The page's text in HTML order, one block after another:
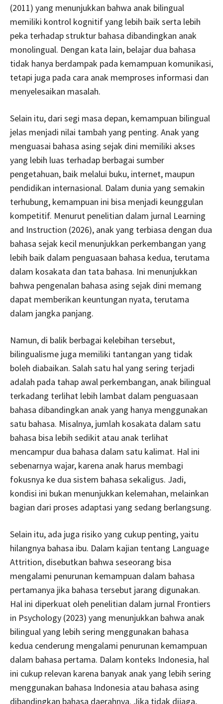
(2011) yang menunjukkan bahwa anak bilingual
memiliki kontrol kognitif yang lebih baik serta lebih
peka terhadap struktur bahasa dibandingkan anak
monolingual. Dengan kata lain, belajar dua bahasa
tidak hanya berdampak pada kemampuan komunikasi,
tetapi juga pada cara anak memproses informasi dan
menyelesaikan masalah.
Selain itu, dari segi masa depan, kemampuan bilingual
jelas menjadi nilai tambah yang penting. Anak yang
menguasai bahasa asing sejak dini memiliki akses
yang lebih luas terhadap berbagai sumber
pengetahuan, baik melalui buku, internet, maupun
pendidikan internasional. Dalam dunia yang semakin
terhubung, kemampuan ini bisa menjadi keunggulan
kompetitif. Menurut penelitian dalam jurnal Learning
and Instruction (2026), anak yang terbiasa dengan dua
bahasa sejak kecil menunjukkan perkembangan yang
lebih baik dalam penguasaan bahasa kedua, terutama
dalam kosakata dan tata bahasa. Ini menunjukkan
bahwa pengenalan bahasa asing sejak dini memang
dapat memberikan keuntungan nyata, terutama
dalam jangka panjang.
Namun, di balik berbagai kelebihan tersebut,
bilingualisme juga memiliki tantangan yang tidak
boleh diabaikan. Salah satu hal yang sering terjadi
adalah pada tahap awal perkembangan, anak bilingual
terkadang terlihat lebih lambat dalam penguasaan
bahasa dibandingkan anak yang hanya menggunakan
satu bahasa. Misalnya, jumlah kosakata dalam satu
bahasa bisa lebih sedikit atau anak terlihat
mencampur dua bahasa dalam satu kalimat. Hal ini
sebenarnya wajar, karena anak harus membagi
fokusnya ke dua sistem bahasa sekaligus. Jadi,
kondisi ini bukan menunjukkan kelemahan, melainkan
bagian dari proses adaptasi yang sedang berlangsung.
Selain itu, ada juga risiko yang cukup penting, yaitu
hilangnya bahasa ibu. Dalam kajian tentang Language
Attrition, disebutkan bahwa seseorang bisa
mengalami penurunan kemampuan dalam bahasa
pertamanya jika bahasa tersebut jarang digunakan.
Hal ini diperkuat oleh penelitian dalam jurnal Frontiers
in Psychology (2023) yang menunjukkan bahwa anak
bilingual yang lebih sering menggunakan bahasa
kedua cenderung mengalami penurunan kemampuan
dalam bahasa pertama. Dalam konteks Indonesia, hal
ini cukup relevan karena banyak anak yang lebih sering
menggunakan bahasa Indonesia atau bahasa asing
dibandingkan bahasa daerahnya. Jika tidak dijaga,